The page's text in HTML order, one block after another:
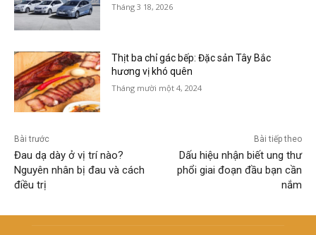
Tháng 3 18, 2026
Thịt ba chỉ gác bếp: Đặc sản Tây Bắc
hương vị khó quên
Tháng mười một 4, 2024
Bài trước
Đau dạ dày ở vị trí nào?
Nguyên nhân bị đau và cách
điều trị
Bài tiếp theo
Dấu hiệu nhận biết ung thư
phổi giai đoạn đầu bạn cần
nắm